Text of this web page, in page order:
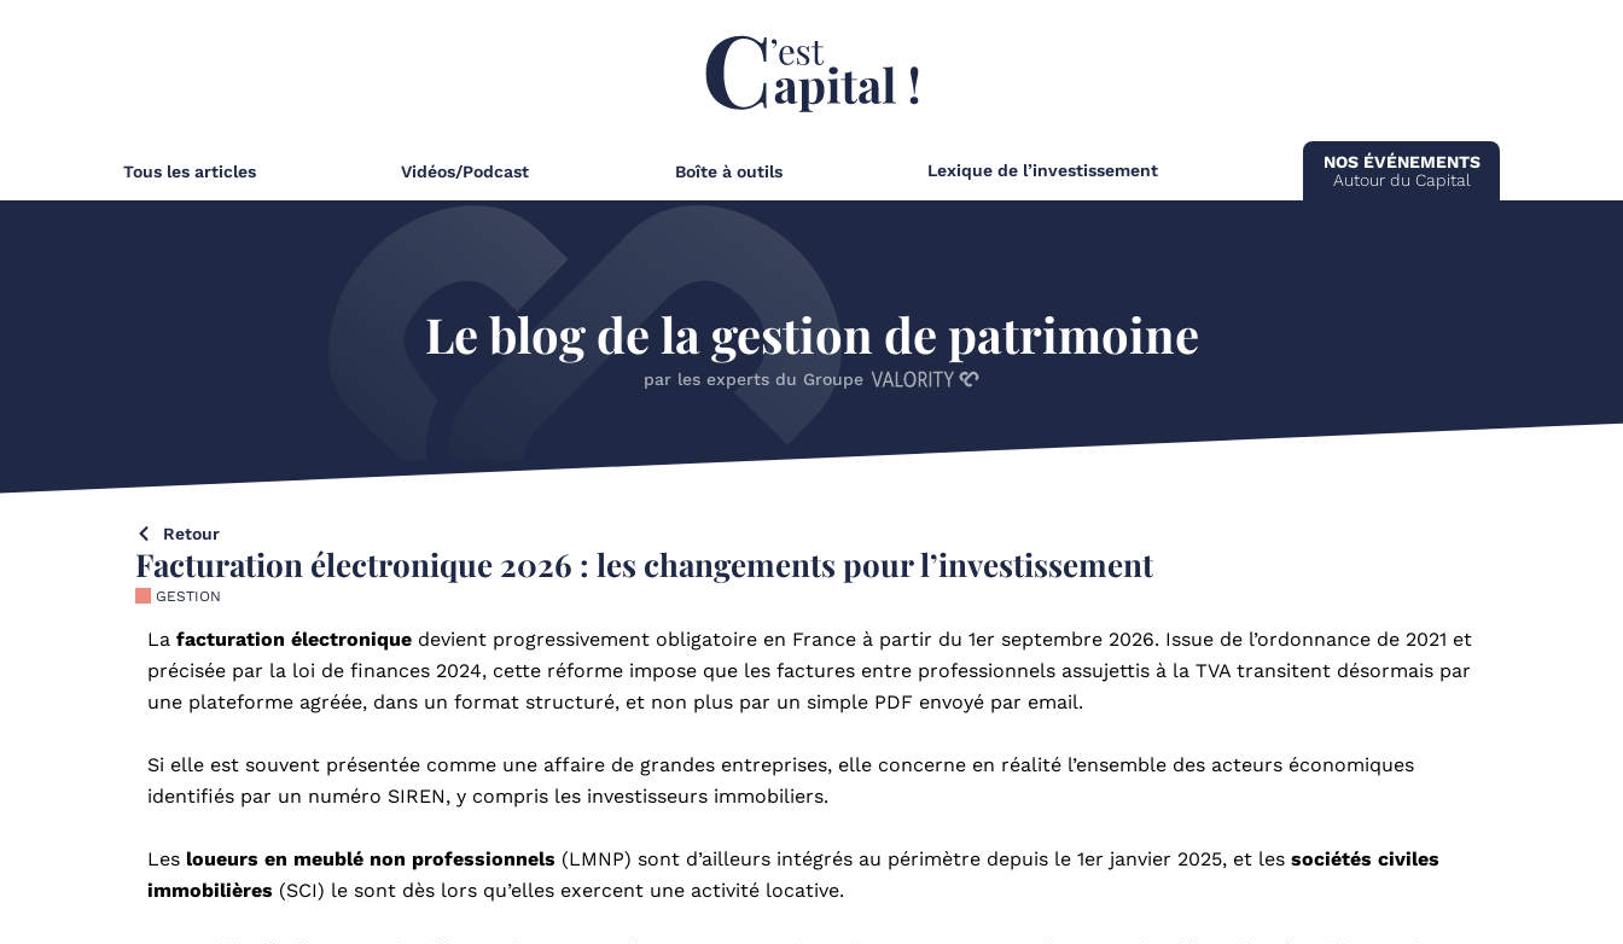
Tous les articles Vidéos/Podcast Boîte à outils Lexique de l’investissement
NOS ÉVÉNEMENTS
Autour du Capital
Le blog de la gestion de patrimoine
par les experts du Groupe
Retour
Facturation électronique 2026 : les changements pour l’investissement
GESTION
La facturation électronique devient progressivement obligatoire en France à partir du 1er septembre 2026. Issue de l’ordonnance de 2021 et
précisée par la loi de finances 2024, cette réforme impose que les factures entre professionnels assujettis à la TVA transitent désormais par
une plateforme agréée, dans un format structuré, et non plus par un simple PDF envoyé par email.
Si elle est souvent présentée comme une affaire de grandes entreprises, elle concerne en réalité l’ensemble des acteurs économiques
identifiés par un numéro SIREN, y compris les investisseurs immobiliers.
Les loueurs en meublé non professionnels (LMNP) sont d’ailleurs intégrés au périmètre depuis le 1er janvier 2025, et les sociétés civiles
immobilières (SCI) le sont dès lors qu’elles exercent une activité locative.